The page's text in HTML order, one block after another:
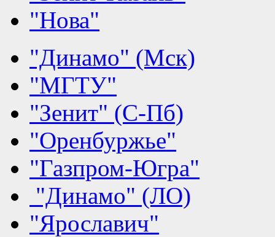
"Нова"
"Динамо" (Мск)
"МГТУ"
"Зенит" (С-Пб)
"Оренбуржье"
"Газпром-Югра"
"Динамо" (ЛО)
"Ярославич"